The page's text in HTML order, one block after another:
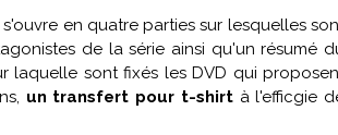
en quatre parties sur lesquelles
de la série ainsi qu'un résumé
sont fixés les DVD qui
un transfert pour t-shirtà l'efficgie